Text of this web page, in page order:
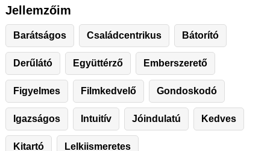
Jellemzőim
Barátságos Családcentrikus Bátorító
Derűlátó Együttérző Emberszerető
Figyelmes Filmkedvelő Gondoskodó
Igazságos Intuitív Jóindulatú Kedves
Kitartó Lelkiismeretes